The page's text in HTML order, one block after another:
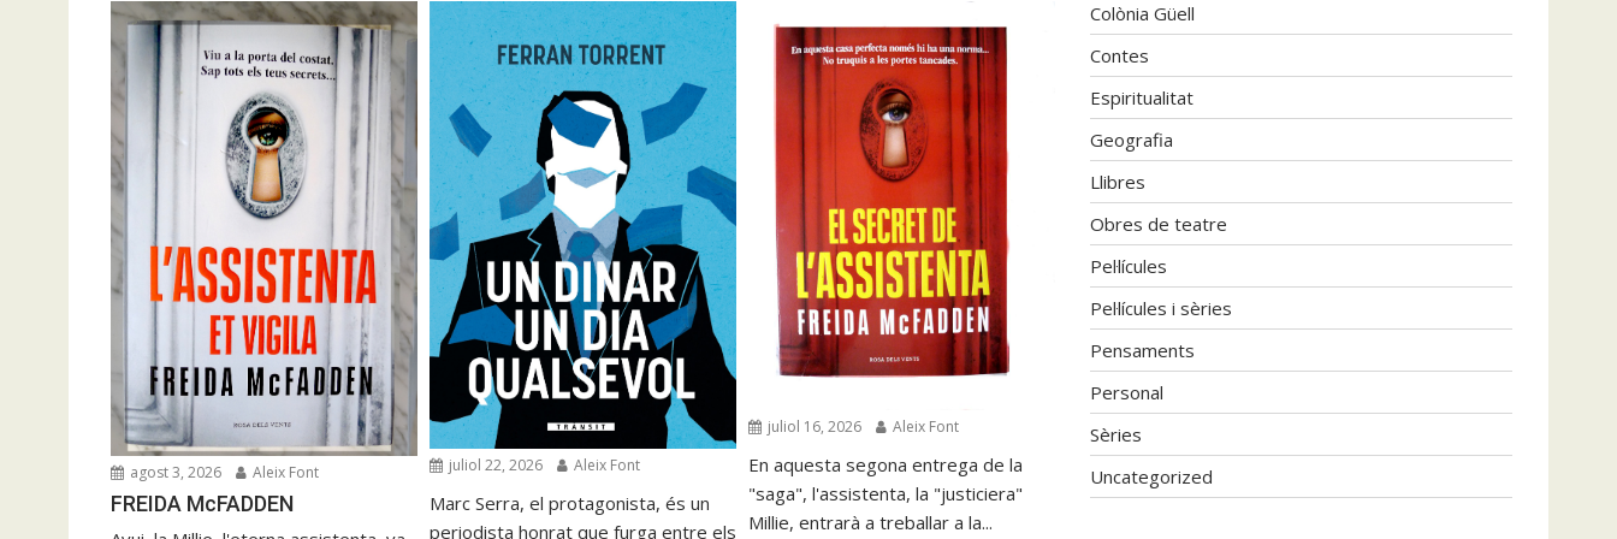
agost 3, 2026 Aleix Font
FREIDA McFADDEN
juliol 22, 2026 Aleix Font
Marc Serra, el protagonista, és un
periodista honrat que furga entre els
juliol 16, 2026 Aleix Font
En aquesta segona entrega de la
"saga", l'assistenta, la "justiciera"
Millie, entrarà a treballar a la...
Colònia Güell
Contes
Espiritualitat
Geografia
Llibres
Obres de teatre
Pel·lícules
Pel·lícules i sèries
Pensaments
Personal
Sèries
Uncategorized